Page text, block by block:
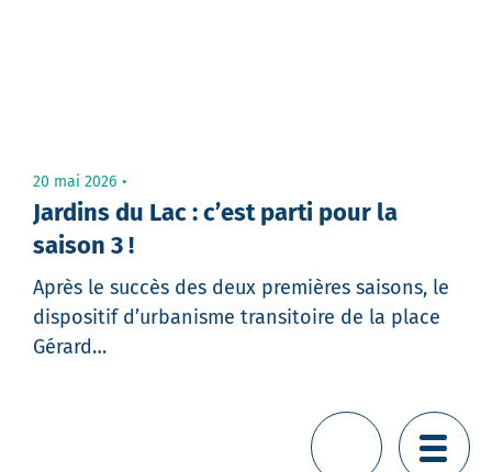
20 mai 2026
Jardins du Lac : c’est parti pour la
saison 3 !
Après le succès des deux premières saisons, le
dispositif d’urbanisme transitoire de la place
Gérard…